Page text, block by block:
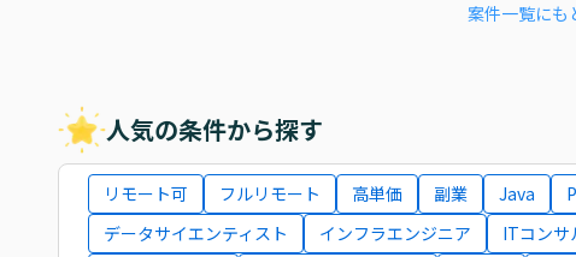
案件一覧にも
人気の条件から探す
リモート可 フルリモート 高単価 副業 Java
データサイエンティスト
インフラエンジニア ITコンサ